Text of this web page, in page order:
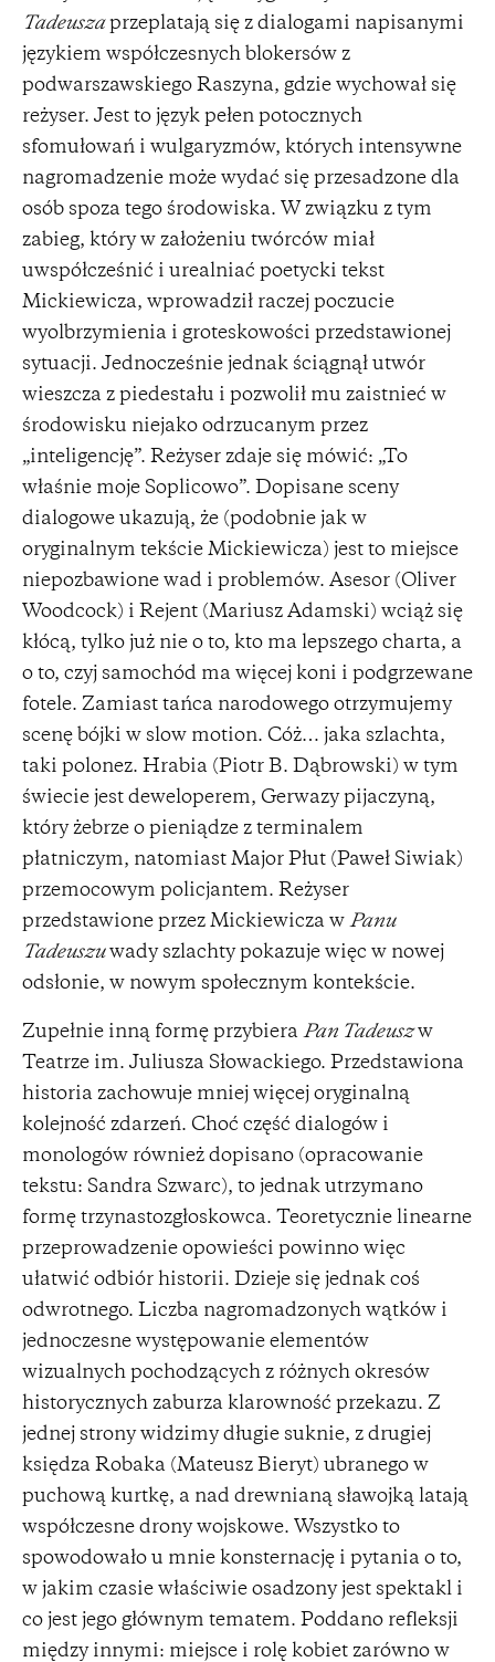
Tadeuszaprzeplatają się z dialogami napisanymi
językiem współczesnych blokersów z
podwarszawskiego Raszyna, gdzie wychował się
reżyser. Jest to język pełen potocznych
sfomułowań i wulgaryzmów, których intensywne
nagromadzenie może wydać się przesadzone dla
osób spoza tego środowiska. W związku z tym
zabieg, który w założeniu twórców miał
uwspółcześnić i urealniać poetycki tekst
Mickiewicza, wprowadził raczej poczucie
wyolbrzymienia i groteskowości przedstawionej
sytuacji. Jednocześnie jednak ściągnął utwór
wieszcza z piedestału i pozwolił mu zaistnieć w
środowisku niejako odrzucanym przez
„inteligencję”. Reżyser zdaje się mówić: „To
właśnie moje Soplicowo”. Dopisane sceny
dialogowe ukazują, że (podobnie jak w
oryginalnym tekście Mickiewicza) jest to miejsce
niepozbawione wad i problemów. Asesor (Oliver
Woodcock) i Rejent (Mariusz Adamski) wciąż się
kłócą, tylko już nie o to, kto ma lepszego charta, a
o to, czyj samochód ma więcej koni i podgrzewane
fotele. Zamiast tańca narodowego otrzymujemy
scenę bójki w slow motion. Cóż… jaka szlachta,
taki polonez. Hrabia (Piotr B. Dąbrowski) w tym
świecie jest deweloperem, Gerwazy pijaczyną,
który żebrze o pieniądze z terminalem
płatniczym, natomiast Major Płut (Paweł Siwiak)
przemocowym policjantem. Reżyser
przedstawione przez Mickiewicza w Panu
Tadeuszuwady szlachty pokazuje więc w nowej
odsłonie, w nowym społecznym kontekście.
Zupełnie inną formę przybiera Pan Tadeuszw
Teatrze im. Juliusza Słowackiego. Przedstawiona
historia zachowuje mniej więcej oryginalną
kolejność zdarzeń. Choć część dialogów i
monologów również dopisano (opracowanie
tekstu: Sandra Szwarc), to jednak utrzymano
formę trzynastozgłoskowca. Teoretycznie linearne
przeprowadzenie opowieści powinno więc
ułatwić odbiór historii. Dzieje się jednak coś
odwrotnego. Liczba nagromadzonych wątków i
jednoczesne występowanie elementów
wizualnych pochodzących z różnych okresów
historycznych zaburza klarowność przekazu. Z
jednej strony widzimy długie suknie, z drugiej
księdza Robaka (Mateusz Bieryt) ubranego w
puchową kurtkę, a nad drewnianą sławojką latają
współczesne drony wojskowe. Wszystko to
spowodowało u mnie konsternację i pytania o to,
w jakim czasie właściwie osadzony jest spektakl i
co jest jego głównym tematem. Poddano refleksji
między innymi: miejsce i rolę kobiet zarówno w